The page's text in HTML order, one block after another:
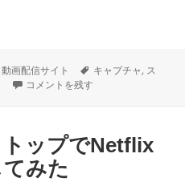
凄い。スクリーンショットとる
動画配信サイト
タ
キャプチャ, ス
Chrome凄い。スクリーンショット
コメントを残す
ップでNetflix
みた